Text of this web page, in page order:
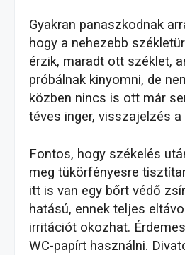
Gyakran panaszkodnak
hogy a nehezebb
érzik, maradt ott széklet,
próbálnak kinyomni, de
közben nincs is ott már
téves inger, visszajelzés
Fontos, hogy székelés
meg tükörfényesre
itt is van egy bőrt védő
hatású, ennek teljes
irritációt okozhat.
WC-papírt használni.